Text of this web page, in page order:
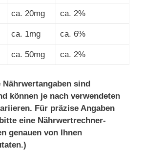
ca. 20mg ca. 2%
ca. 1mg ca. 6%
ca. 50mg ca. 2%
sind
können je nach verwendeten
Für präzise Angaben
eine Nährwertrechner-
genauen von Ihnen